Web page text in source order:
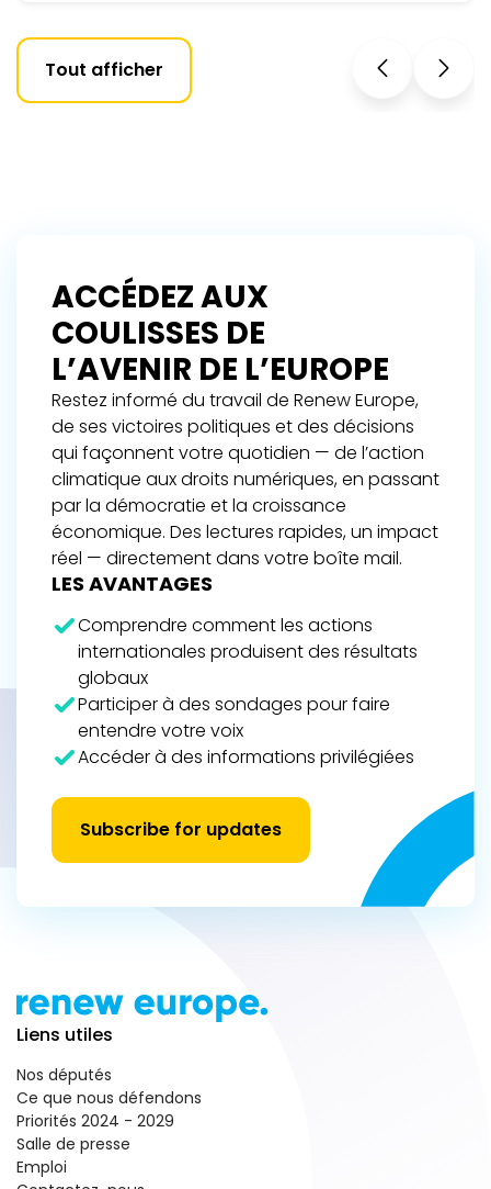
Tout afficher
ACCÉDEZ AUX
COULISSES DE
L’AVENIR DE L’EUROPE
Restez informé du travail de Renew Europe,
de ses victoires politiques et des décisions
qui façonnent votre quotidien — de l’action
climatique aux droits numériques, en passant
par la démocratie et la croissance
économique. Des lectures rapides, un impact
réel — directement dans votre boîte mail.
LES AVANTAGES
Comprendre comment les actions
internationales produisent des résultats
globaux
Participer à des sondages pour faire
entendre votre voix
Accéder à des informations privilégiées
Subscribe for updates
Liens utiles
Nos députés
Ce que nous défendons
Priorités 2024 - 2029
Salle de presse
Emploi